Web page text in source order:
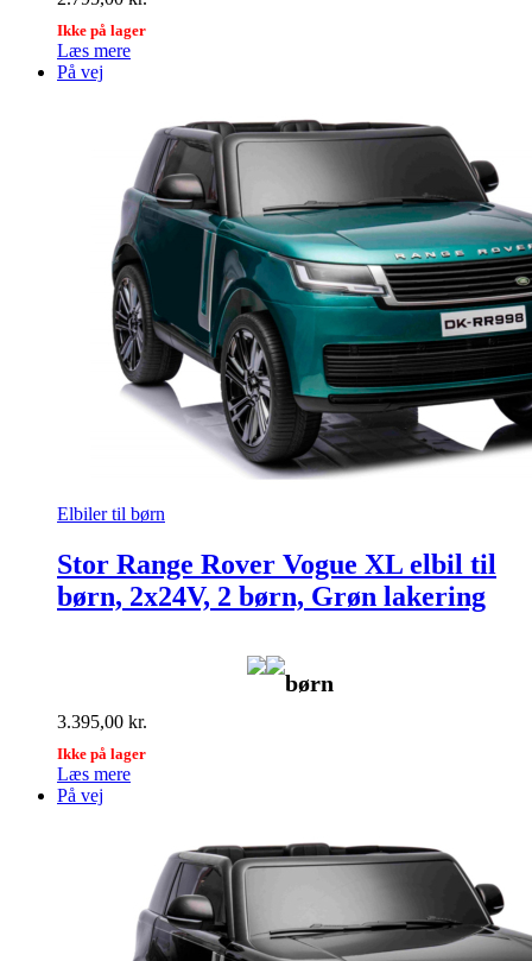
Ikke på lager
Læs mere
På vej
Elbiler til børn
Stor Range Rover Vogue XL elbil til
børn, 2x24V, 2 børn, Grøn lakering
børn
3.395,00 kr.
Ikke på lager
Læs mere
På vej